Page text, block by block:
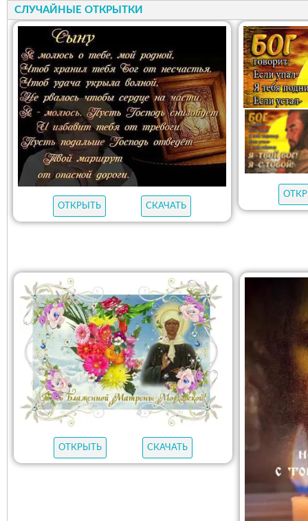
СЛУЧАЙНЫЕ ОТКРЫТКИ
ОТКРЫТЬ СКАЧАТЬ
ОТКРЫТЬ СКАЧАТЬ